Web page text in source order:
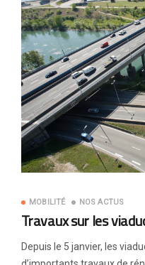
MOBILITÉ NOS ACTUS
Travaux sur les
Depuis le 5 janvier, les